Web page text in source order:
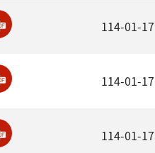
114-01-17
114-01-17
114-01-17